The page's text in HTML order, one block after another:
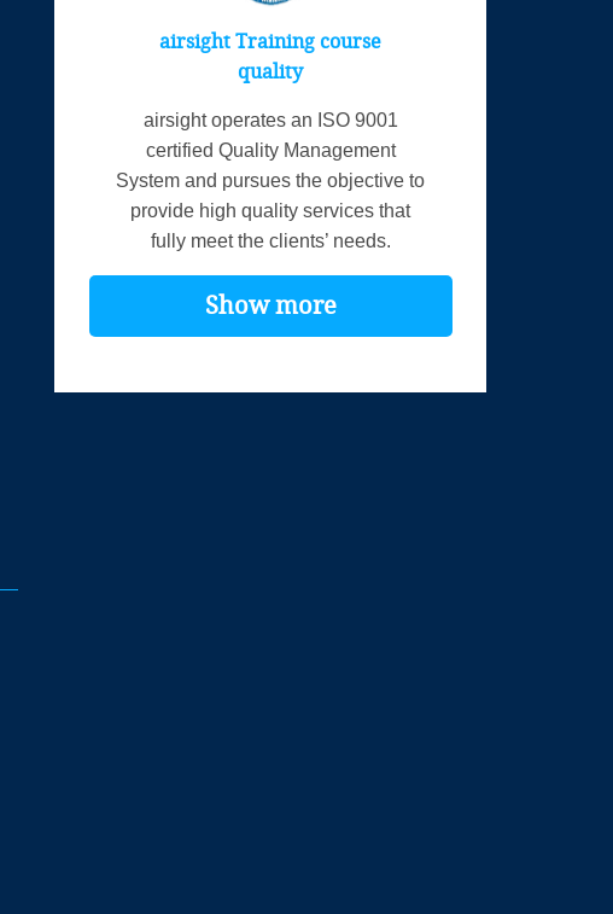
airsight Training course
quality
airsight operates an ISO 9001
certified Quality Management
System and pursues the objective to
provide high quality services that
fully meet the clients’ needs.
Show more